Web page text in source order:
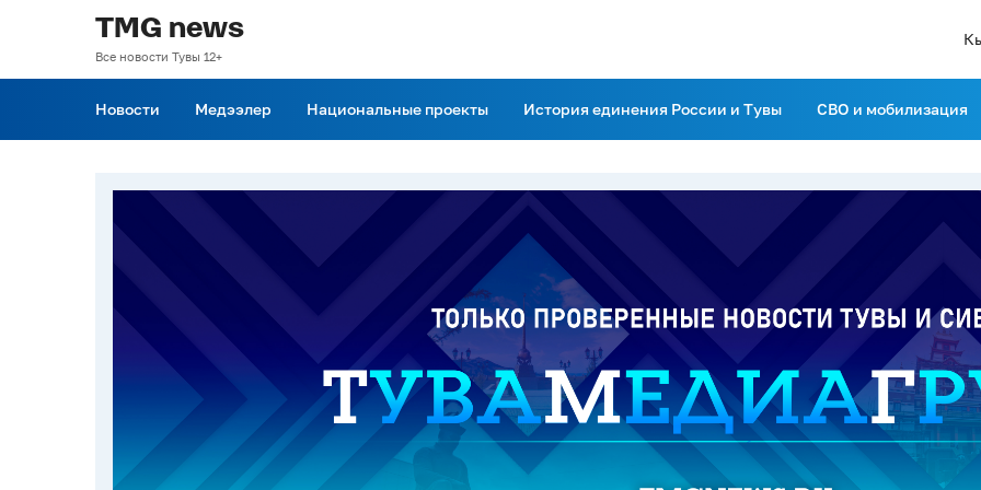
TMG news
Все новости Тувы 12+
Новости Медээлер Национальные проекты История единения России и Тувы СВО и мобилизация